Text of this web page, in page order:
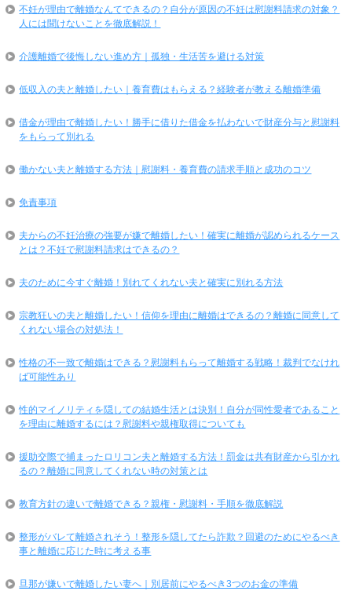
不妊が理由で離婚なんてできるの？自分が原因の不妊は慰謝料請求の対象？
人には聞けないことを徹底解説！
介護離婚で後悔しない進め方｜孤独・生活苦を避ける対策
低収入の夫と離婚したい｜養育費はもらえる？経験者が教える離婚準備
借金が理由で離婚したい！勝手に借りた借金を払わないで財産分与と慰謝料
をもらって別れる
働かない夫と離婚する方法｜慰謝料・養育費の請求手順と成功のコツ
免責事項
夫からの不妊治療の強要が嫌で離婚したい！確実に離婚が認められるケース
とは？不妊で慰謝料請求はできるの？
夫のために今すぐ離婚！別れてくれない夫と確実に別れる方法
宗教狂いの夫と離婚したい！信仰を理由に離婚はできるの？離婚に同意して
くれない場合の対処法！
性格の不一致で離婚はできる？慰謝料もらって離婚する戦略！裁判でなけれ
ば可能性あり
性的マイノリティを隠しての結婚生活とは決別！自分が同性愛者であること
を理由に離婚するには？慰謝料や親権取得についても
援助交際で捕まったロリコン夫と離婚する方法！罰金は共有財産から引かれ
るの？離婚に同意してくれない時の対策とは
教育方針の違いで離婚できる？親権・慰謝料・手順を徹底解説
整形がバレて離婚されそう！整形を隠してたら詐欺？回避のためにやるべき
事と離婚に応じた時に考える事
旦那が嫌いで離婚したい妻へ｜別居前にやるべき3つのお金の準備